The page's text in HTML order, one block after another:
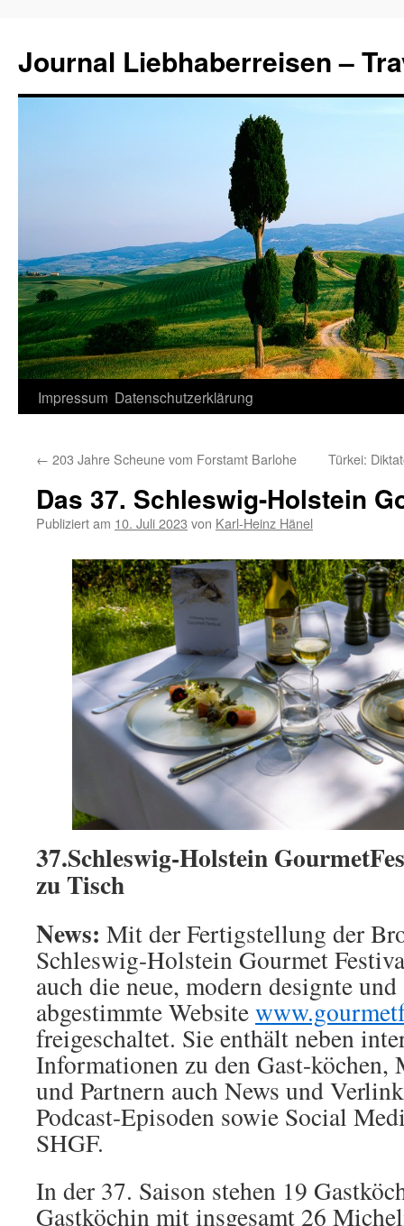
Journal Liebhaberreisen –
Zum
springen
Impressum Datenschutzerklärung
← 203 Jahre Scheune vom Forstamt Barlohe Türkei:
Das 37. Schleswig-Holstein
Publiziert am 10. Juli 2023 von Karl-Heinz Hänel
37.Schleswig-Holstein
zu Tisch
News: Mit der Fertigstellung der
Schleswig-Holstein Gourmet
auch die neue, modern designte
abgestimmte Website
freigeschaltet. Sie enthält neben
Informationen zu den Gast-
und Partnern auch News und
Podcast-Episoden sowie Social
SHGF.
In der 37. Saison stehen 19
Gastköchin mit insgesamt 26